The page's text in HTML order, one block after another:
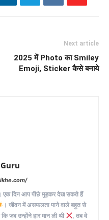
Next article
2025 में Photo का Smiley
Emoji, Sticker कैसे बनाये
। एक दिन आप पीछे मुड़कर देख सकते हैं
। जीवन में असफलता पाने वाले बहुत से
जब उन्होंने हार मान ली थी
, तब वे